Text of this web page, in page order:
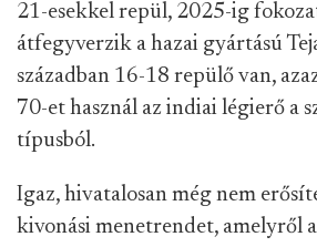
21-esekkel repül, 2025-ig
átfegyverzik a hazai gyártású
században 16-18 repülő van,
70-et használ az indiai légierő a
típusból.
Igaz, hivatalosan még nem
kivonási menetrendet, amelyről